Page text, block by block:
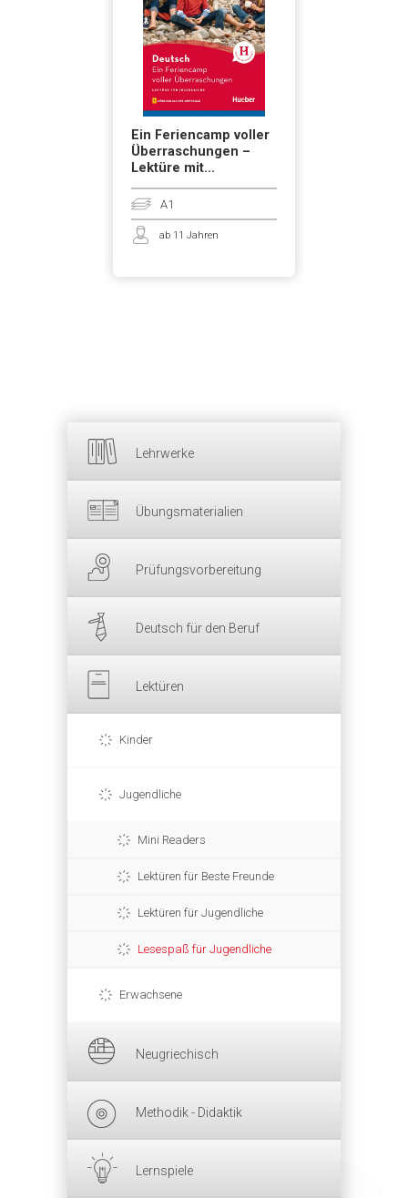
Lehrwerke
Übungsmaterialien
Prüfungsvorbereitung
Deutsch für den Beruf
Lektüren
Kinder
Jugendliche
Mini Readers
Lektüren für Beste Freunde
Lektüren für Jugendliche
Lesespaß für Jugendliche
Erwachsene
Neugriechisch
Methodik - Didaktik
Lernspiele
Ein Feriencamp voller
Überraschungen –
Lektüre mit...
A1
ab 11 Jahren